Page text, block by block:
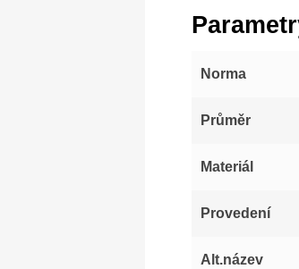
Norma
Průměr
Materiál
Provedení
Alt.název